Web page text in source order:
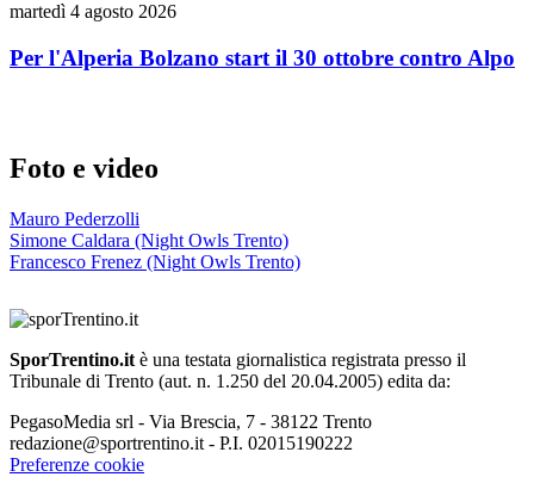
martedì 4 agosto 2026
Per l'Alperia Bolzano start il 30 ottobre contro Alpo
Foto e video
Mauro Pederzolli
Simone Caldara (Night Owls Trento)
Francesco Frenez (Night Owls Trento)
SporTrentino.it è una testata giornalistica registrata presso il
Tribunale di Trento (aut. n. 1.250 del 20.04.2005) edita da:
PegasoMedia srl - Via Brescia, 7 - 38122 Trento
redazione@sportrentino.it - P.I. 02015190222
Preferenze cookie